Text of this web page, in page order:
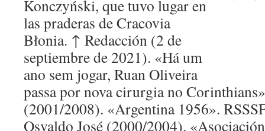
Konczyński, que tuvo lugar en
las praderas de Cracovia
Błonia. ↑ Redacción (2 de
septiembre de 2021). «Há um
ano sem jogar, Ruan Oliveira
passa por nova cirurgia no
(2001/2008). «Argentina 1956».
Osvaldo José (2000/2004).